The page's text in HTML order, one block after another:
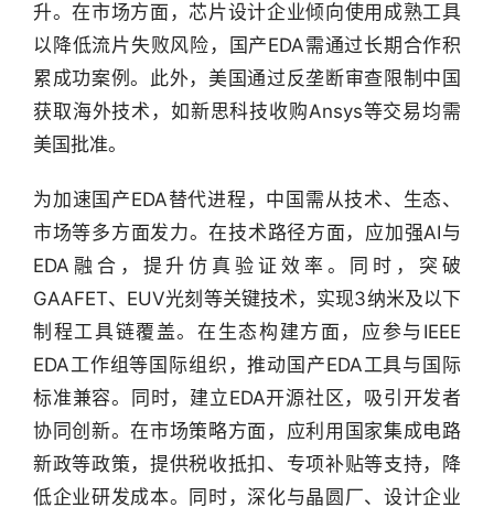
条
深
度
产
数
研
选
报
告
创
投
之
窗
升。在市场方面，芯片设计企业倾向使用成熟工具
以降低流片失败风险，国产EDA需通过长期合作积
累成功案例。此外，美国通过反垄断审查限制中国
获取海外技术，如新思科技收购Ansys等交易均需
美国批准。
为加速国产EDA替代进程，中国需从技术、生态、
市场等多方面发力。在技术路径方面，应加强AI与
EDA融合，提升仿真验证效率。同时，突破
GAAFET、EUV光刻等关键技术，实现3纳米及以下
制程工具链覆盖。在生态构建方面，应参与IEEE
EDA工作组等国际组织，推动国产EDA工具与国际
标准兼容。同时，建立EDA开源社区，吸引开发者
协同创新。在市场策略方面，应利用国家集成电路
新政等政策，提供税收抵扣、专项补贴等支持，降
低企业研发成本。同时，深化与晶圆厂、设计企业